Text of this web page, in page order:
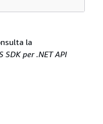
la
SDK per .NET API